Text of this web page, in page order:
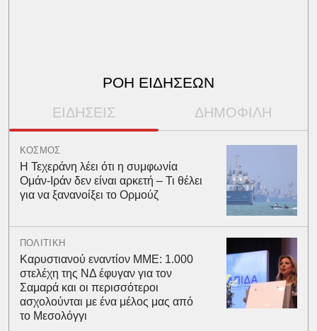
ΡΟΗ ΕΙΔΗΣΕΩΝ
ΕΙΔΗΣΕΙΣ ΔΗΜΟΦΙΛΗ
ΚΟΣΜΟΣ
Η Τεχεράνη λέει ότι η συμφωνία
Ομάν-Ιράν δεν είναι αρκετή – Τι θέλει
για να ξανανοίξει το Ορμούζ
ΠΟΛΙΤΙΚΗ
Καρυστιανού εναντίον ΜΜΕ: 1.000
στελέχη της ΝΔ έφυγαν για τον
Σαμαρά και οι περισσότεροι
ασχολούνται με ένα μέλος μας από
το Μεσολόγγι